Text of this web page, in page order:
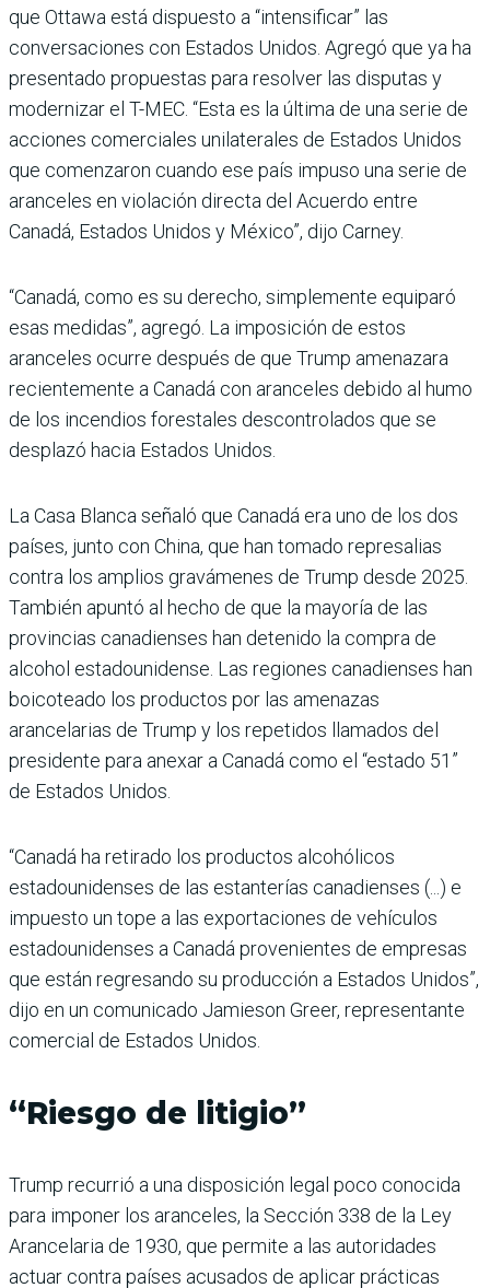
que Ottawa está dispuesto a “intensificar” las
conversaciones con Estados Unidos. Agregó que ya ha
presentado propuestas para resolver las disputas y
modernizar el T-MEC. “Esta es la última de una serie de
acciones comerciales unilaterales de Estados Unidos
que comenzaron cuando ese país impuso una serie de
aranceles en violación directa del Acuerdo entre
Canadá, Estados Unidos y México”, dijo Carney.
“Canadá, como es su derecho, simplemente equiparó
esas medidas”, agregó. La imposición de estos
aranceles ocurre después de que Trump amenazara
recientemente a Canadá con aranceles debido al humo
de los incendios forestales descontrolados que se
desplazó hacia Estados Unidos.
La Casa Blanca señaló que Canadá era uno de los dos
países, junto con China, que han tomado represalias
contra los amplios gravámenes de Trump desde 2025.
También apuntó al hecho de que la mayoría de las
provincias canadienses han detenido la compra de
alcohol estadounidense. Las regiones canadienses han
boicoteado los productos por las amenazas
arancelarias de Trump y los repetidos llamados del
presidente para anexar a Canadá como el “estado 51”
de Estados Unidos.
“Canadá ha retirado los productos alcohólicos
estadounidenses de las estanterías canadienses (...) e
impuesto un tope a las exportaciones de vehículos
estadounidenses a Canadá provenientes de empresas
que están regresando su producción a Estados Unidos”,
dijo en un comunicado Jamieson Greer, representante
comercial de Estados Unidos.
“Riesgo de litigio”
Trump recurrió a una disposición legal poco conocida
para imponer los aranceles, la Sección 338 de la Ley
Arancelaria de 1930, que permite a las autoridades
actuar contra países acusados de aplicar prácticas